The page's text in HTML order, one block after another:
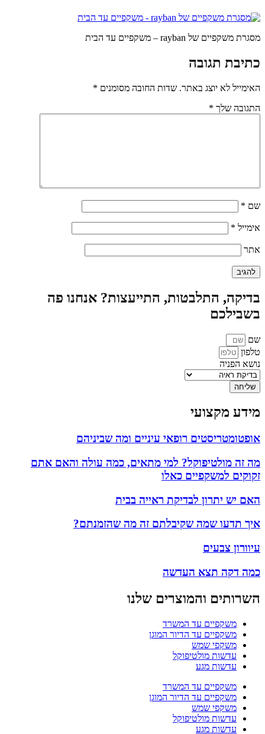
מסגרת משקפיים של rayban – משקפיים עד הבית
כתיבת תגובה
האימייל לא יוצג באתר. שדות החובה מסומנים *
התגובה שלך *
שם *
אימייל *
אתר
בדיקה, התלבטות, התייעצות? אנחנו פה
בשבילכם
שם
טלפון
נושא הפניה
שליחה
מידע מקצועי
אופטומטריסטים רופאי עיניים ומה שביניהם
מה זה מולטיפוקל? למי מתאים, כמה עולה והאם אתם
זקוקים למשקפיים כאלו
האם יש יתרון לבדיקת ראייה בבית
איך תדעו שמה שקיבלתם זה מה שהזמנתם?
עיוורון צבעים
כמה דקה תצא העדשה
השרותים והמוצרים שלנו
משקפיים עד המשרד
משקפיים עד הדיור המוגן
משקפי שמש
עדשות מולטיפוקל
עדשות מגע
משקפיים עד המשרד
משקפיים עד הדיור המוגן
משקפי שמש
עדשות מולטיפוקל
עדשות מגע